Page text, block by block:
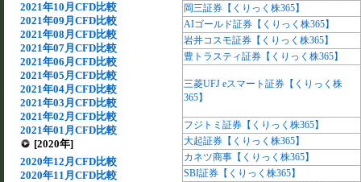
2021年10月CFD比較
2021年09月CFD比較
2021年08月CFD比較
2021年07月CFD比較
2021年06月CFD比較
2021年05月CFD比較
2021年04月CFD比較
2021年03月CFD比較
2021年02月CFD比較
2021年01月CFD比較
[2020年]
2020年12月CFD比較
2020年11月CFD比較
岡三証券【くりっく株365】
AIゴールド証券【くりっく株365】
岩井コスモ証券【くりっく株365】
豊トラスティ証券【くりっく株365】
三菱UFJ eスマート証券【くりっく株
365】
フジトミ証券【くりっく株365】
大起証券【くりっく株365】
カネツ商事【くりっく株365】
SBI証券【くりっく株365】